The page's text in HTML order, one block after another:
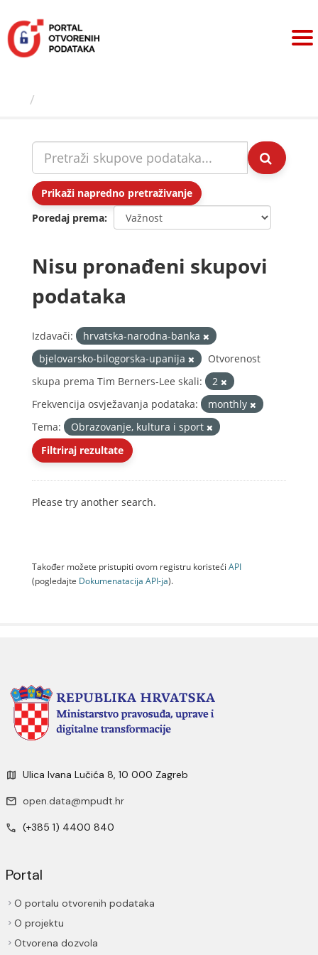
sadržaj
Prikaži napredno pretraživanje
Poredaj prema
Nisu pronađeni skupovi
podataka
Izdavači:
hrvatska-narodna-banka
bjelovarsko-bilogorska-upanija
Otvorenost
skupa prema Tim Berners-Lee skali:
2
Frekvencija osvježavanja podataka:
monthly
Tema:
Obrazovanje, kultura i sport
Filtriraj rezultate
Please try another search.
Također možete pristupiti ovom registru koristeći API
(pogledajte Dokumenаtаcijа API-jа).